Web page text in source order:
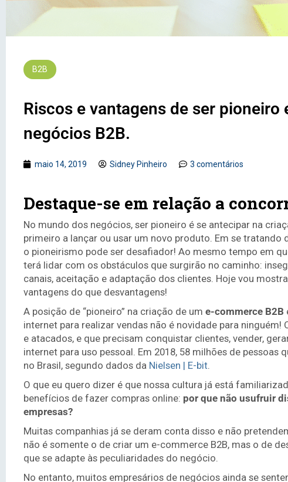
B2B
Riscos e vantagens de ser pioneiro
negócios B2B.
maio 14, 2019 Sidney Pinheiro 3 comentários
Destaque-se em relação a
No mundo dos negócios, ser pioneiro é se antecipar na
primeiro a lançar ou usar um novo produto. Em se tratando
o pioneirismo pode ser desafiador! Ao mesmo tempo em
terá lidar com os obstáculos que surgirão no caminho:
canais, aceitação e adaptação dos clientes. Hoje vou
vantagens do que desvantagens!
A posição de “pioneiro” na criação de um e-commerce B2B
internet para realizar vendas não é novidade para
e atacados, e que precisam conquistar clientes, vender,
internet para uso pessoal. Em 2018, 58 milhões de
no Brasil, segundo dados da Nielsen | E-bit
O que eu quero dizer é que nossa cultura já está
benefícios de fazer compras online: por que não usufruir
empresas?
Muitas companhias já se deram conta disso e não
não é somente o de criar um e-commerce B2B, mas o de
que se adapte às peculiaridades do negócio.
No entanto, muitos empresários de negócios ainda se